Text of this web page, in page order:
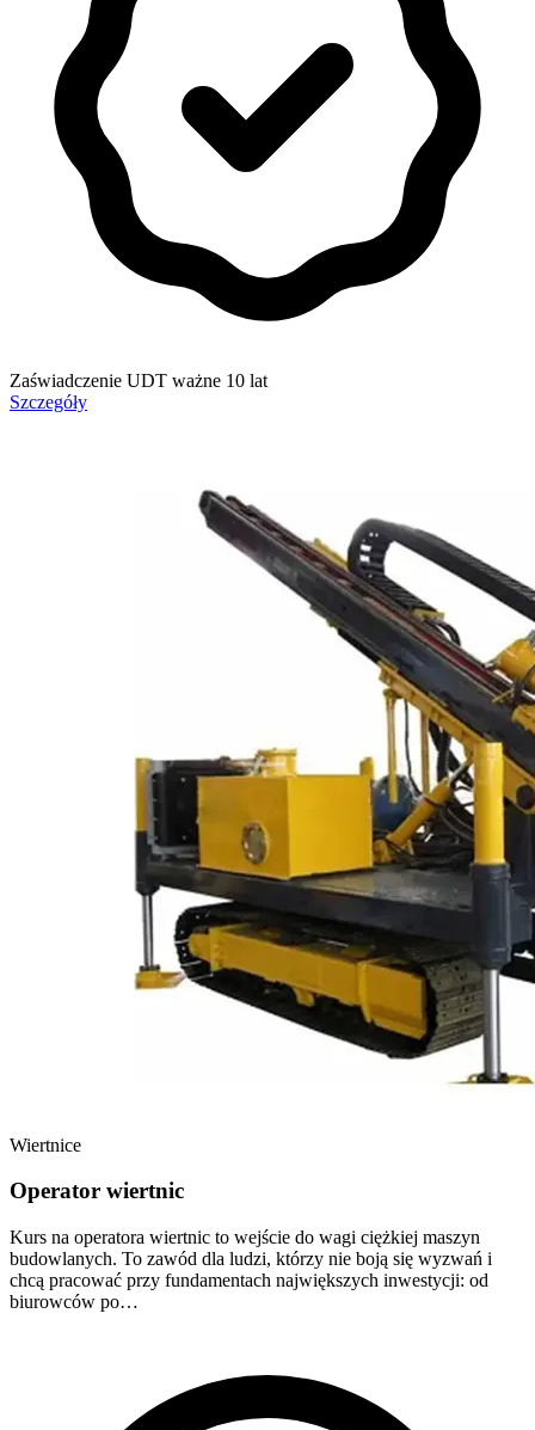
Zaświadczenie UDT ważne 10 lat
Szczegóły
Wiertnice
Operator wiertnic
Kurs na operatora wiertnic to wejście do wagi ciężkiej maszyn
budowlanych. To zawód dla ludzi, którzy nie boją się wyzwań i
chcą pracować przy fundamentach największych inwestycji: od
biurowców po…